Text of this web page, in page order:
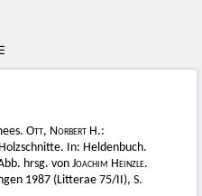
Ott, Norbert H.:
In: Heldenbuch.
hrsg. vonJoachim Heinzle.
1987 (Litterae 75/II), S.